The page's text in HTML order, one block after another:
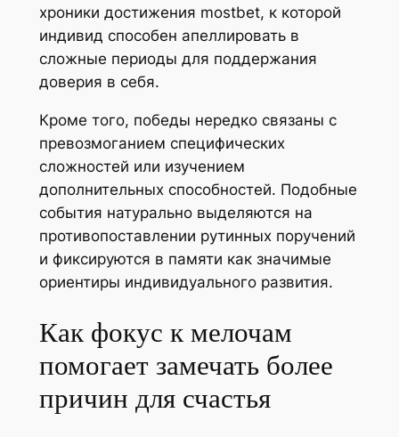
хроники достижения mostbet, к которой
индивид способен апеллировать в
сложные периоды для поддержания
доверия в себя.
Кроме того, победы нередко связаны с
превозмоганием специфических
сложностей или изучением
дополнительных способностей. Подобные
события натурально выделяются на
противопоставлении рутинных поручений
и фиксируются в памяти как значимые
ориентиры индивидуального развития.
Как фокус к мелочам
помогает замечать более
причин для счастья